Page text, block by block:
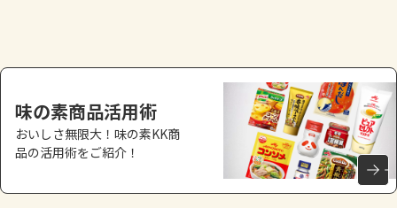
味の素商品活用術
おいしさ無限大！味の素KK商
品の活用術をご紹介！